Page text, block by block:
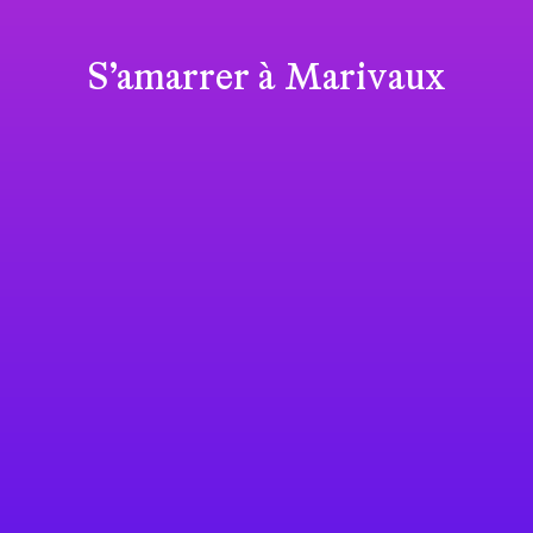
S’amarrer à Marivaux